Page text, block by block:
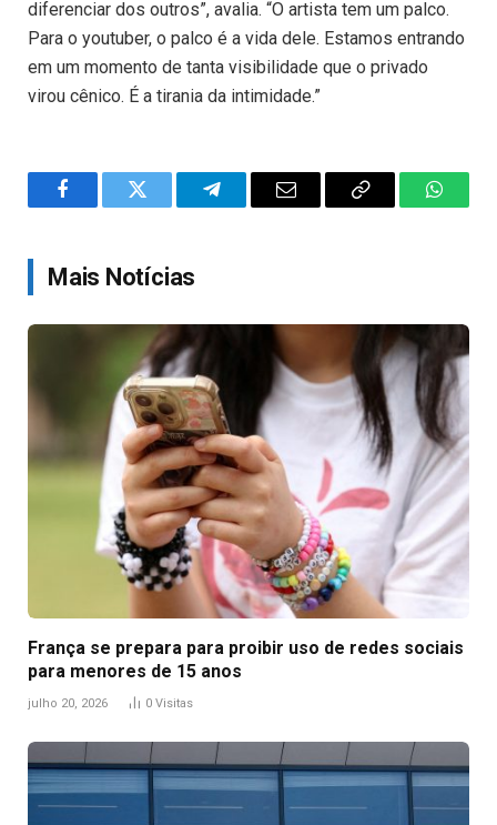
diferenciar dos outros”, avalia. “O artista tem um palco.
Para o youtuber, o palco é a vida dele. Estamos entrando
em um momento de tanta visibilidade que o privado
virou cênico. É a tirania da intimidade.”
FacebookTwitter TelegramEmail
Copy
Mais Notícias
França se prepara para proibir uso de redes sociais
para menores de 15 anos
julho 20, 2026 0 Visitas